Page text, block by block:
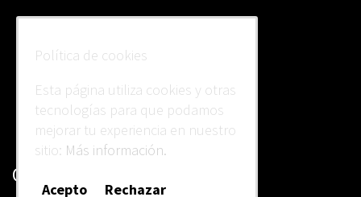
Contacto
Política de cookies
Esta página utiliza cookies y otras
tecnologías para que podamos
mejorar tu experiencia en nuestro
sitio: Más información.
Acepto Rechazar